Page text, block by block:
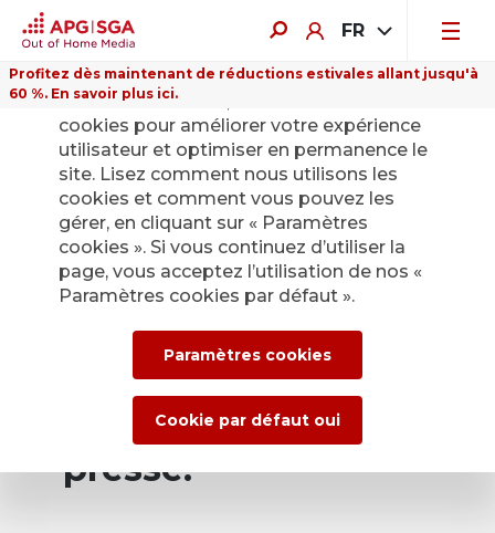
FR
Profitez dès maintenant de réductions estivales allant jusqu'à
60 %. En savoir plus ici.
Retour
Service de presse
d’APG|SGA pour les
actualités et les
communiqués de
presse.
Sur ce site Internet, nous utilisons des
cookies pour améliorer votre expérience
utilisateur et optimiser en permanence le
site. Lisez comment nous utilisons les
cookies et comment vous pouvez les
gérer, en cliquant sur « Paramètres
cookies ». Si vous continuez d’utiliser la
page, vous acceptez l’utilisation de nos «
Paramètres cookies par défaut ».
Paramètres cookies
Cookie par défaut oui